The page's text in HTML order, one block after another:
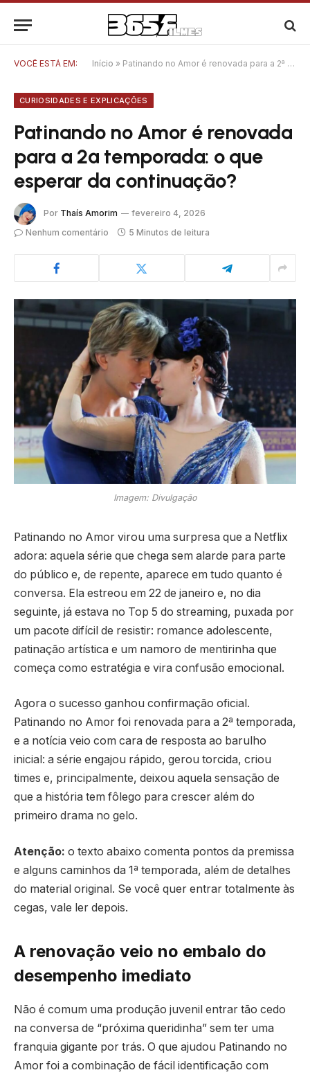
VOCÊ ESTÁ EM: Início » Patinando no Amor é renovada para a 2ª temporada: o que esperar da continuação?
CURIOSIDADES E EXPLICAÇÕES
Patinando no Amor é renovada
para a 2ª temporada: o que
esperar da continuação?
Por Thaís Amorim
fevereiro 4, 2026
Nenhum comentário
5 Minutos de leitura
Imagem: Divulgação
Patinando no Amor virou uma surpresa que a Netflix
adora: aquela série que chega sem alarde para parte
do público e, de repente, aparece em tudo quanto é
conversa. Ela estreou em 22 de janeiro e, no dia
seguinte, já estava no Top 5 do streaming, puxada por
um pacote difícil de resistir: romance adolescente,
patinação artística e um namoro de mentirinha que
começa como estratégia e vira confusão emocional.
Agora o sucesso ganhou confirmação oficial.
Patinando no Amor foi renovada para a 2ª temporada,
e a notícia veio com cara de resposta ao barulho
inicial: a série engajou rápido, gerou torcida, criou
times e, principalmente, deixou aquela sensação de
que a história tem fôlego para crescer além do
primeiro drama no gelo.
Atenção: o texto abaixo comenta pontos da premissa
e alguns caminhos da 1ª temporada, além de detalhes
do material original. Se você quer entrar totalmente às
cegas, vale ler depois.
A renovação veio no embalo do
desempenho imediato
Não é comum uma produção juvenil entrar tão cedo
na conversa de “próxima queridinha” sem ter uma
franquia gigante por trás. O que ajudou Patinando no
Amor foi a combinação de fácil identificação com